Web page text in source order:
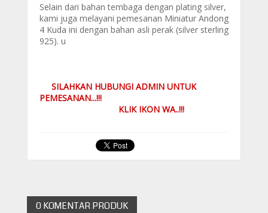
Selain dari bahan tembaga dengan plating silver,
kami juga melayani pemesanan Miniatur Andong
4 Kuda ini dengan bahan asli perak (silver sterling
925). u
SILAHKAN HUBUNGI ADMIN UNTUK
PEMESANAN...!!!
KLIK IKON WA..!!!
0 KOMENTAR PRODUK